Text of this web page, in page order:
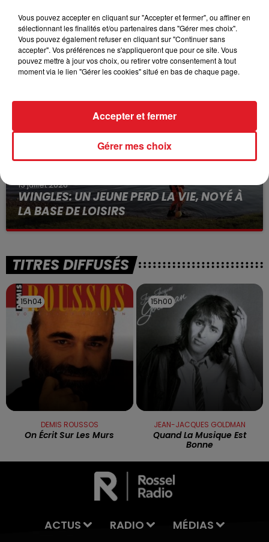
15 juillet 2026
BÉTHUNE: ENQUÊTE POUR HOMICIDE
VOLONTAIRE EN COURS, APRÈS LA...
Selon les premiers éléments, le logement servait
13 juillet 2026
WINGLES: UN JEUNE PERD LA VIE, NOYÉ À
LA BASE DE LOISIRS
La victime a coulé à pic
TITRES DIFFUSÉS
15h04
15h04
DEMIS ROUSSOS
On Écrit Sur Les Murs
15h00
15h00
JEAN-JACQUES GOLDMAN
Quand La Musique Est
Bonne
ACTUS RADIO MÉDIAS
Vous pouvez accepter en cliquant sur "Accepter et fermer", ou affiner en
sélectionnant les finalités et/ou partenaires dans "Gérer mes choix".
Vous pouvez également refuser en cliquant sur "Continuer sans
accepter". Vos préférences ne s'appliqueront que pour ce site. Vous
pouvez mettre à jour vos choix, ou retirer votre consentement à tout
moment via le lien "Gérer les cookies" situé en bas de chaque page.
Gérer mes choix
Accepter et fermer